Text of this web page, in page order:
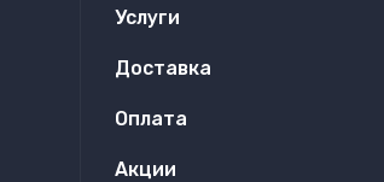
Услуги
Доставка
Оплата
Акции